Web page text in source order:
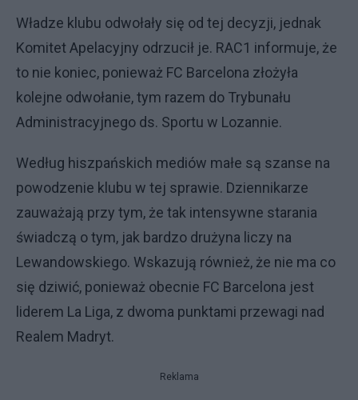
Władze klubu odwołały się od tej decyzji, jednak
Komitet Apelacyjny odrzucił je. RAC1 informuje, że
to nie koniec, ponieważ FC Barcelona złożyła
kolejne odwołanie, tym razem do Trybunału
Administracyjnego ds. Sportu w Lozannie.
Według hiszpańskich mediów małe są szanse na
powodzenie klubu w tej sprawie. Dziennikarze
zauważają przy tym, że tak intensywne starania
świadczą o tym, jak bardzo drużyna liczy na
Lewandowskiego. Wskazują również, że nie ma co
się dziwić, ponieważ obecnie FC Barcelona jest
liderem La Liga, z dwoma punktami przewagi nad
Realem Madryt.
Reklama